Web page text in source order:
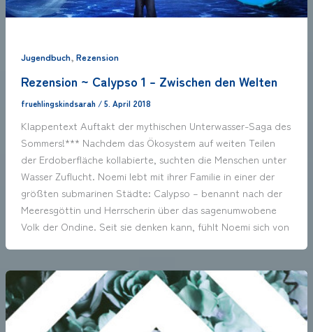
Jugendbuch, Rezension
Rezension ~ Calypso 1 – Zwischen den Welten
fruehlingskindsarah /5. April 2018
Klappentext Auftakt der mythischen Unterwasser-Saga des
Sommers!*** Nachdem das Ökosystem auf weiten Teilen
der Erdoberfläche kollabierte, suchten die Menschen unter
Wasser Zuflucht. Noemi lebt mit ihrer Familie in einer der
größten submarinen Städte: Calypso – benannt nach der
Meeresgöttin und Herrscherin über das sagenumwobene
Volk der Ondine. Seit sie denken kann, fühlt Noemi sich von